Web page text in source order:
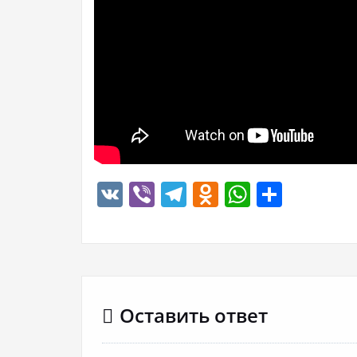
VK ViberTelegramWhatsApp
Оставить ответ